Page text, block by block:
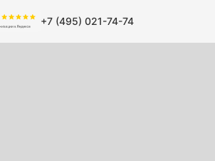
+7 (495) 021-74-74